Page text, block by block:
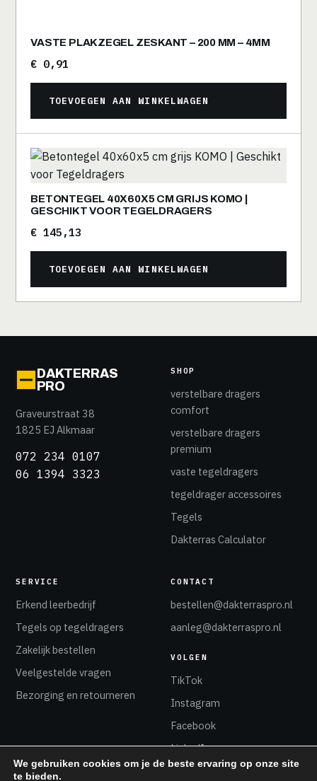
VASTE PLAKZEGEL ZESKANT – 200 MM – 4MM
€ 0,91
TOEVOEGEN AAN WINKELWAGEN
BETONTEGEL 40X60X5 CM GRIJS KOMO |
GESCHIKT VOOR TEGELDRAGERS
€ 145,13
TOEVOEGEN AAN WINKELWAGEN
DAKTERRAS
PRO
Graveurstraat 38
1825 EJ Alkmaar
072 234 0107
06 1394 3323
SHOP
verstelbare dragers
comfort
verstelbare dragers
premium
vaste tegeldragers
tegeldrager accessoires
Tegels
Dakterras Calculator
SERVICE
Erkend leerbedrijf
Tegels op tegeldragers
Zakelijk bestellen
Veelgestelde vragen
Bezorging en retourneren
CONTACT
bestellen@dakterraspro.nl
aanleg@dakterraspro.nl
VOLGEN
TikTok
Instagram
Facebook
LinkedIn
We gebruiken cookies om je de beste ervaring op onze site
te bieden.